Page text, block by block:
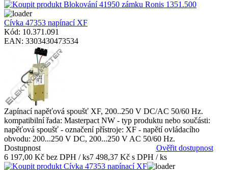
Cívka 47353 napínací XF
Kód: 10.371.091
EAN: 3303430473534
Zapínací napěťová spoušť XF, 200..250 V DC/AC 50/60 Hz.
kompatibilní řada: Masterpact NW - typ produktu nebo součásti:
napěťová spoušť - označení přístroje: XF - napětí ovládacího
obvodu: 200...250 V DC, 200...250 V AC 50/60 Hz.
Dostupnost
Ověřit dostupnost
6 197,00 Kč bez DPH / ks7 498,37 Kč s DPH / ks